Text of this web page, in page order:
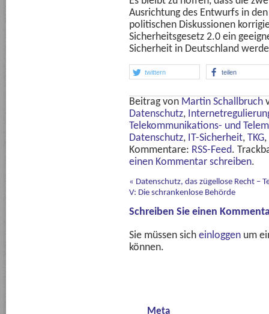
Ausrichtung des Entwurfs in
politischen Diskussionen
Sicherheitsgesetz 2.0 ein
Sicherheit in Deutschland
twittern teilen
Beitrag von Martin Schallbruch
Datenschutz,
Telekommunikations- und
Datenschutz, IT-Sicherheit, TKG,
Kommentare: RSS-Feed.
einen Kommentar schreiben.
« Datenschutz, das zügellose Recht –
V: Die schrankenlose Behörde
Schreiben Sie einen
Sie müssen sich einloggen um
können.
Meta